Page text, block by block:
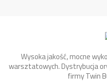
Wysoka jakość, mocne
warsztatowych. Dystrybucja
firmy Twin